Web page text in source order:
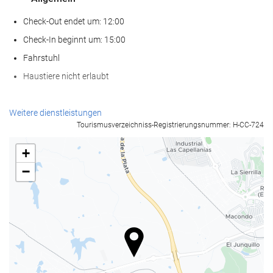
Check-Out endet um: 12:00
Check-In beginnt um: 15:00
Fahrstuhl
Haustiere nicht erlaubt
Nahrungsmittel und Getränke
Bar
Café in der Unterkunft
Wellness
Dampfbad/Türkisches Bad
Sauna
Weitere dienstleistungen
Tourismusverzeichniss-Registrierungsnummer: H-CC-724
+
−